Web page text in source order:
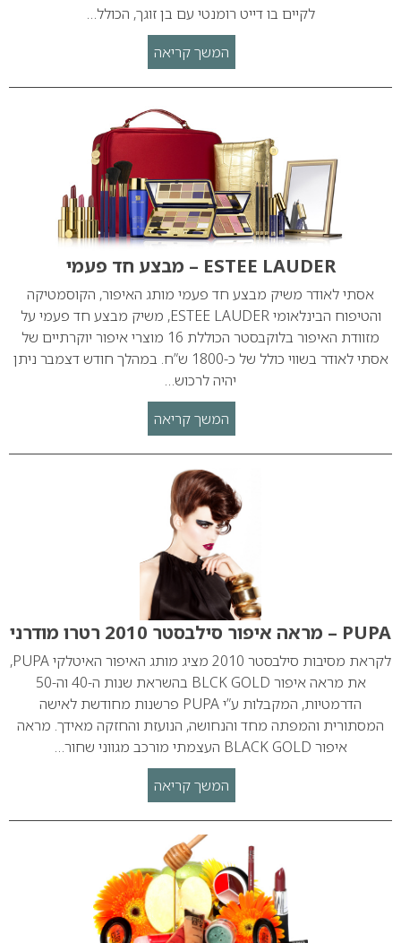
לקיים בו דייט רומנטי עם בן זוגך, הכולל…
המשך קריאה
ESTEE LAUDER – מבצע חד פעמי
אסתי לאודר משיק מבצע חד פעמי מותג האיפור, הקוסמטיקה
והטיפוח הבינלאומי ESTEE LAUDER, משיק מבצע חד פעמי על
מזוודת האיפור בלוקבסטר הכוללת 16 מוצרי איפור יוקרתיים של
אסתי לאודר בשווי כולל של כ-1800 ש”ח. במהלך חודש דצמבר ניתן
יהיה לרכוש…
המשך קריאה
PUPA – מראה איפור סילבסטר 2010 רטרו מודרני
לקראת מסיבות סילבסטר 2010 מציג מותג האיפור האיטלקי PUPA,
את מראה איפור BLCK GOLD בהשראת שנות ה-40 וה-50
הדרמטיות, המקבלות ע”י PUPA פרשנות מחודשת לאישה
המסתורית והמפתה מחד והנחושה, הנועזת והחזקה מאידך. מראה
איפור BLACK GOLD העצמתי מורכב מגווני שחור…
המשך קריאה